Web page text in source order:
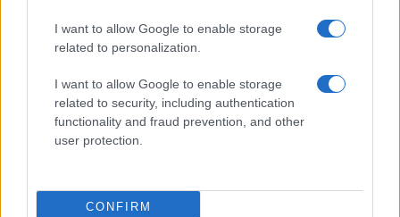
I want to allow Google to enable storage
related to personalization.
I want to allow Google to enable storage
related to security, including authentication
functionality and fraud prevention, and other
user protection.
CONFIRM
(VXOR)
JDB
(JDB)
$0.022